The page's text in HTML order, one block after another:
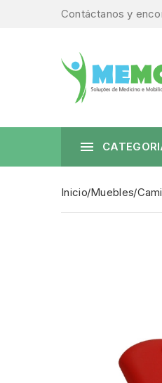
Contáctanos y

Inicio Muebles